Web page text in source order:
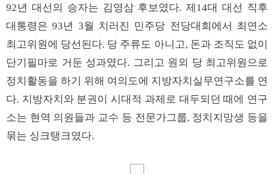
92년 대선의 승자는 김영삼 후보였다. 제14대 대선 직후
대통령은 93년 3월 치러진 민주당 전당대회에서 최연소
최고위원에 당선된다. 당 주류도 아니고, 돈과 조직도 없이
단기필마로 거둔 성과였다. 그리고 원외 당 최고위원으로
정치활동을 하기 위해 여의도에 지방자치실무연구소를 연
다. 지방자치와 분권이 시대적 과제로 대두되던 때에 연구
소는 현역 의원들과 교수 등 전문가그룹, 정치지망생 등을
묶는 싱크탱크였다.